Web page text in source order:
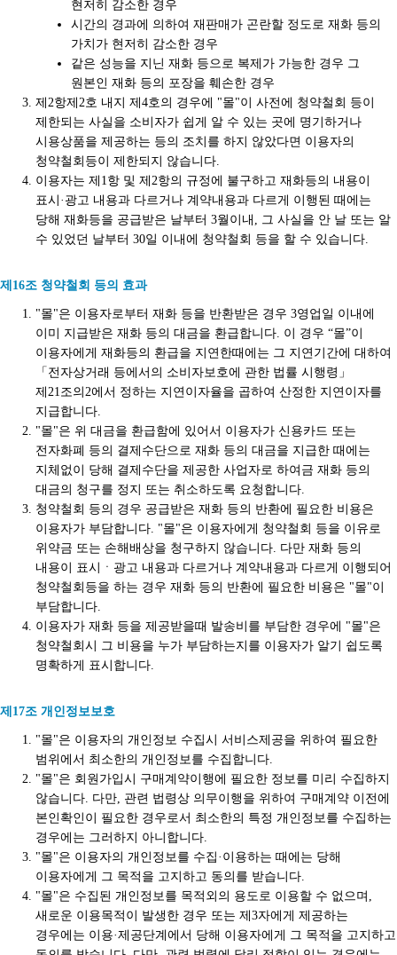
현저히 감소한 경우
시간의 경과에 의하여 재판매가 곤란할 정도로 재화 등의
가치가 현저히 감소한 경우
같은 성능을 지닌 재화 등으로 복제가 가능한 경우 그
원본인 재화 등의 포장을 훼손한 경우
제2항제2호 내지 제4호의 경우에 "몰"이 사전에 청약철회 등이
제한되는 사실을 소비자가 쉽게 알 수 있는 곳에 명기하거나
시용상품을 제공하는 등의 조치를 하지 않았다면 이용자의
청약철회등이 제한되지 않습니다.
이용자는 제1항 및 제2항의 규정에 불구하고 재화등의 내용이
표시·광고 내용과 다르거나 계약내용과 다르게 이행된 때에는
당해 재화등을 공급받은 날부터 3월이내, 그 사실을 안 날 또는 알
수 있었던 날부터 30일 이내에 청약철회 등을 할 수 있습니다.
제16조 청약철회 등의 효과
"몰"은 이용자로부터 재화 등을 반환받은 경우 3영업일 이내에
이미 지급받은 재화 등의 대금을 환급합니다. 이 경우 “몰”이
이용자에게 재화등의 환급을 지연한때에는 그 지연기간에 대하여
「전자상거래 등에서의 소비자보호에 관한 법률 시행령」
제21조의2에서 정하는 지연이자율을 곱하여 산정한 지연이자를
지급합니다.
"몰"은 위 대금을 환급함에 있어서 이용자가 신용카드 또는
전자화폐 등의 결제수단으로 재화 등의 대금을 지급한 때에는
지체없이 당해 결제수단을 제공한 사업자로 하여금 재화 등의
대금의 청구를 정지 또는 취소하도록 요청합니다.
청약철회 등의 경우 공급받은 재화 등의 반환에 필요한 비용은
이용자가 부담합니다. "몰"은 이용자에게 청약철회 등을 이유로
위약금 또는 손해배상을 청구하지 않습니다. 다만 재화 등의
내용이 표시ㆍ광고 내용과 다르거나 계약내용과 다르게 이행되어
청약철회등을 하는 경우 재화 등의 반환에 필요한 비용은 "몰"이
부담합니다.
이용자가 재화 등을 제공받을때 발송비를 부담한 경우에 "몰"은
청약철회시 그 비용을 누가 부담하는지를 이용자가 알기 쉽도록
명확하게 표시합니다.
제17조 개인정보보호
"몰"은 이용자의 개인정보 수집시 서비스제공을 위하여 필요한
범위에서 최소한의 개인정보를 수집합니다.
"몰"은 회원가입시 구매계약이행에 필요한 정보를 미리 수집하지
않습니다. 다만, 관련 법령상 의무이행을 위하여 구매계약 이전에
본인확인이 필요한 경우로서 최소한의 특정 개인정보를 수집하는
경우에는 그러하지 아니합니다.
"몰"은 이용자의 개인정보를 수집·이용하는 때에는 당해
이용자에게 그 목적을 고지하고 동의를 받습니다.
"몰"은 수집된 개인정보를 목적외의 용도로 이용할 수 없으며,
새로운 이용목적이 발생한 경우 또는 제3자에게 제공하는
경우에는 이용·제공단계에서 당해 이용자에게 그 목적을 고지하고